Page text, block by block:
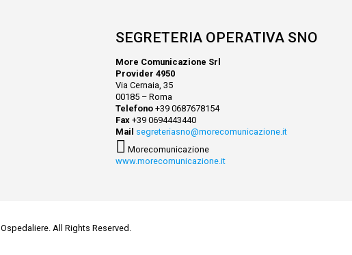
SEGRETERIA OPERATIVA SNO
More Comunicazione Srl
Provider 4950
Via Cernaia, 35
00185 – Roma
Telefono+39 0687678154
Fax+39 0694443440
Mail segreteriasno@morecomunicazione.it
Morecomunicazione
www.morecomunicazione.it
All Rights Reserved.